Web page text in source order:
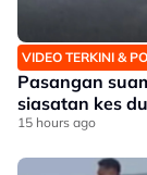
VIDEO TERKINI &
Pasangan
siasatan kes
15 hours ago